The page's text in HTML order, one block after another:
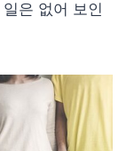
일은 없어 보인